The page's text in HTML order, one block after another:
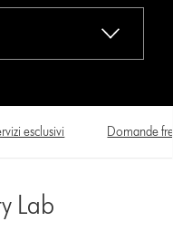
esclusivi Domande
Lab